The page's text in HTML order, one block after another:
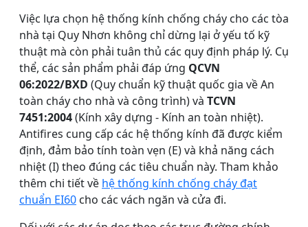
Việc lựa chọn hệ thống kính chống cháy cho các tòa
nhà tại Quy Nhơn không chỉ dừng lại ở yếu tố kỹ
thuật mà còn phải tuân thủ các quy định pháp lý. Cụ
thể, các sản phẩm phải đáp ứng QCVN
06:2022/BXD (Quy chuẩn kỹ thuật quốc gia về An
toàn cháy cho nhà và công trình) và TCVN
7451:2004(Kính xây dựng - Kính an toàn nhiệt).
Antifires cung cấp các hệ thống kính đã được kiểm
định, đảm bảo tính toàn vẹn (E) và khả năng cách
nhiệt (I) theo đúng các tiêu chuẩn này. Tham khảo
thêm chi tiết về hệ thống kính chống cháy đạt
chuẩn EI60 cho các vách ngăn và cửa đi.